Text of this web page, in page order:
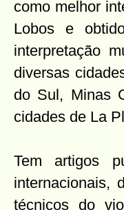
como melhor
Lobos e
interpretação
diversas
do Sul, Minas
cidades de La
Tem artigos
internacionais,
técnicos do